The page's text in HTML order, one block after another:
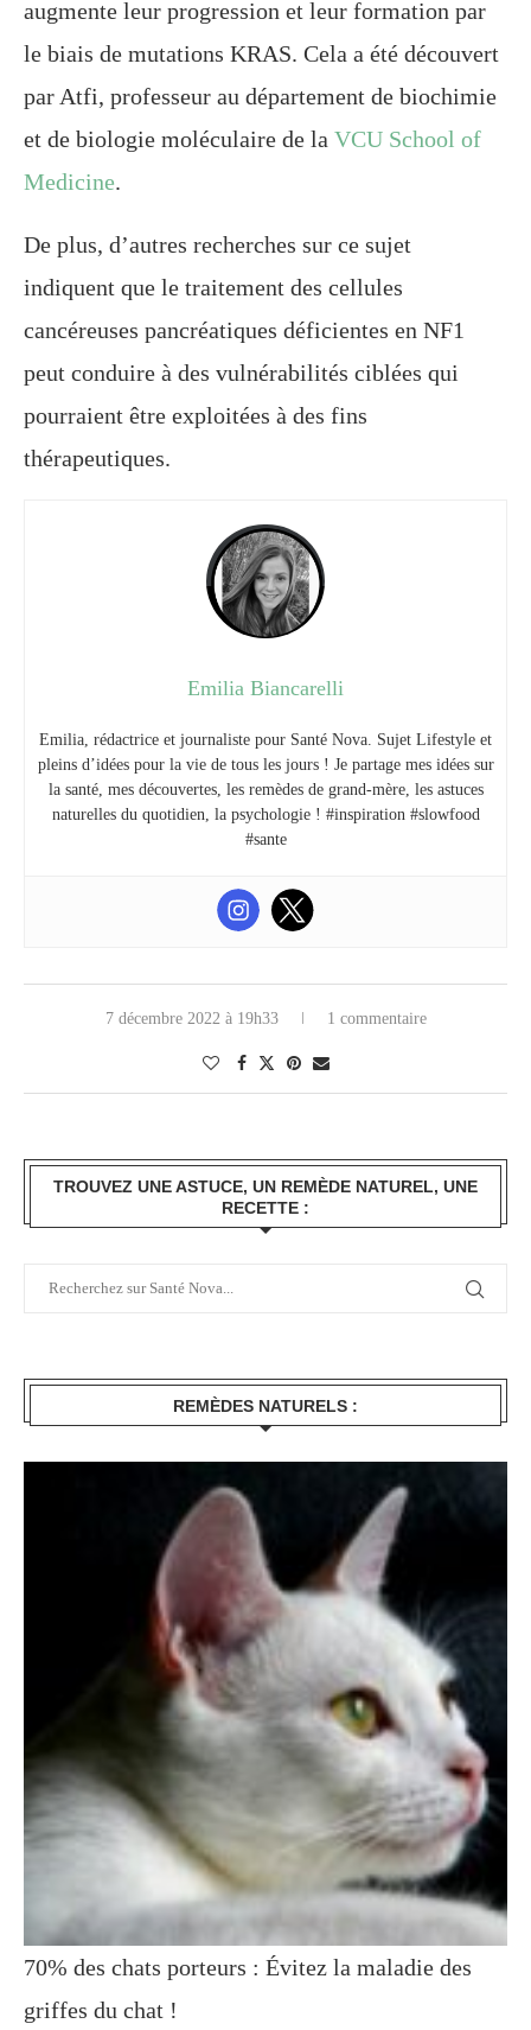
augmente leur progression et leur formation par
le biais de mutations KRAS. Cela a été découvert
par Atfi, professeur au département de biochimie
et de biologie moléculaire de la VCU School of
Medicine.
De plus, d’autres recherches sur ce sujet
indiquent que le traitement des cellules
cancéreuses pancréatiques déficientes en NF1
peut conduire à des vulnérabilités ciblées qui
pourraient être exploitées à des fins
thérapeutiques.
Emilia Biancarelli
Emilia, rédactrice et journaliste pour Santé Nova. Sujet Lifestyle et
pleins d’idées pour la vie de tous les jours ! Je partage mes idées sur
la santé, mes découvertes, les remèdes de grand-mère, les astuces
naturelles du quotidien, la psychologie ! #inspiration #slowfood
#sante
7 décembre 2022 à 19h33 1 commentaire
TROUVEZ UNE ASTUCE, UN REMÈDE NATUREL, UNE
RECETTE :
REMÈDES NATURELS :
70% des chats porteurs : Évitez la maladie des
griffes du chat !